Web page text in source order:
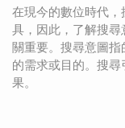
在現今的數位時代
具，因此，了解搜
關重要。搜尋意圖
的需求或目的。搜
果。